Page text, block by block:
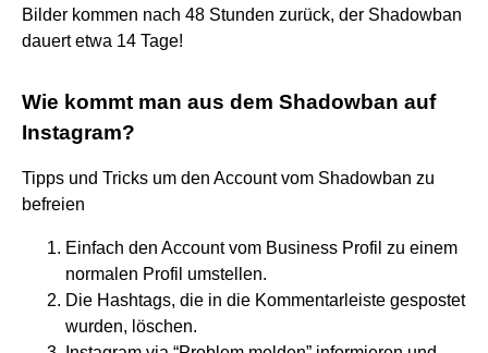
Bilder kommen nach 48 Stunden zurück, der Shadowban
dauert etwa 14 Tage!
Wie kommt man aus dem Shadowban auf
Instagram?
Tipps und Tricks um den Account vom Shadowban zu
befreien
Einfach den Account vom Business Profil zu einem
normalen Profil umstellen.
Die Hashtags, die in die Kommentarleiste gespostet
wurden, löschen.